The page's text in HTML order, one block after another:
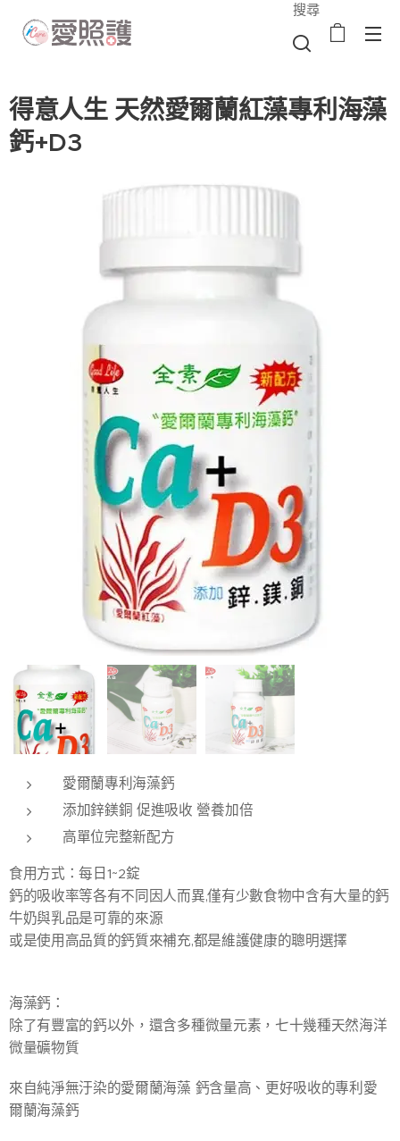
搜尋
得意人生 天然愛爾蘭紅藻專利海藻
鈣+D3
愛爾蘭專利海藻鈣
添加鋅鎂銅 促進吸收 營養加倍
高單位完整新配方
食用方式：每日1~2錠
鈣的吸收率等各有不同因人而異,僅有少數食物中含有大量的鈣
牛奶與乳品是可靠的來源
或是使用高品質的鈣質來補充,都是維護健康的聰明選擇
海藻鈣：
除了有豐富的鈣以外，還含多種微量元素，七十幾種天然海洋
微量礦物質
來自純淨無汙染的愛爾蘭海藻 鈣含量高、更好吸收的專利愛
爾蘭海藻鈣